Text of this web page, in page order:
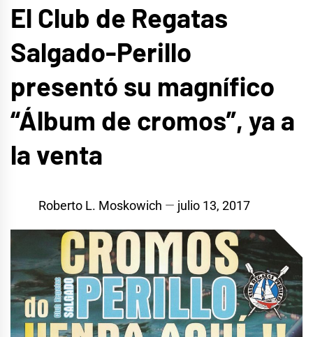
El Club de Regatas
Salgado-Perillo
presentó su magnífico
“Álbum de cromos”, ya a
la venta
Roberto L. Moskowich julio 13, 2017